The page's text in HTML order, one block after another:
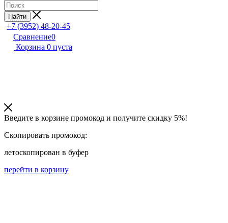
Найти
+7 (3952) 48-20-45
Сравнение0
Корзина 0 пуста
Введите в корзине промокод и получите скидку 5%!
Скопировать промокод:
летоскопирован в буфер
перейти в корзину